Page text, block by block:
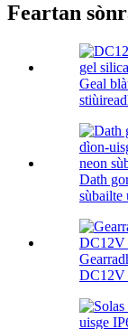
Feartan
Geal
Dath
sùbailte
DC12V